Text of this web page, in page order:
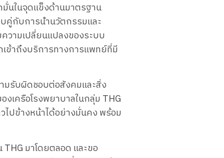
น​ใน​จุด​แข็ง​ด้าน​มาตรฐาน​
คู่​กับ​การนำ​น​วัต​กรรม​และ​
วาม​เปลี่ยนแปลง​ของ​ระบบ​
ข้าถึง​บริการ​ทางการ​แพทย์​ที่​มี​
รับผิดชอบ​ต่อ​สังคม​และ​สิ่ง
เครือ​โรง​พยาบาล​ใน​กลุ่ม THG
ไป​ข้าง​หน้า​ได้​อย่าง​มั่นคง พร้อม​
มา​โดย​ตลอด และ​ขอ​